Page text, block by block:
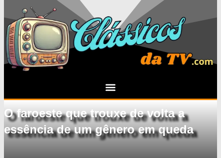
O faroeste que trouxe de volta a
essência de um gênero em queda